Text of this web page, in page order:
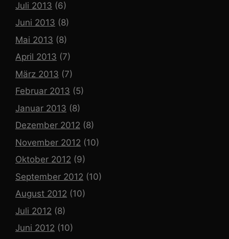
Juli 2013 (6)
Juni 2013 (8)
Mai 2013 (8)
April 2013 (7)
März 2013 (7)
Februar 2013 (5)
Januar 2013 (8)
Dezember 2012 (8)
November 2012 (10)
Oktober 2012 (9)
September 2012 (10)
August 2012 (10)
Juli 2012 (8)
Juni 2012 (10)